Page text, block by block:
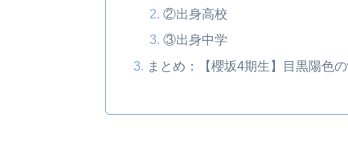
②出身高校
③出身中学
まとめ：【櫻坂4期生】目黒陽色